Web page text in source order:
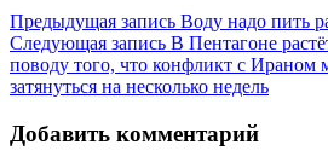
Предыдущая запись Воду надо пить
Следующая запись В Пентагоне
поводу того, что конфликт с Ираном
затянуться на несколько недель
Добавить комментарий